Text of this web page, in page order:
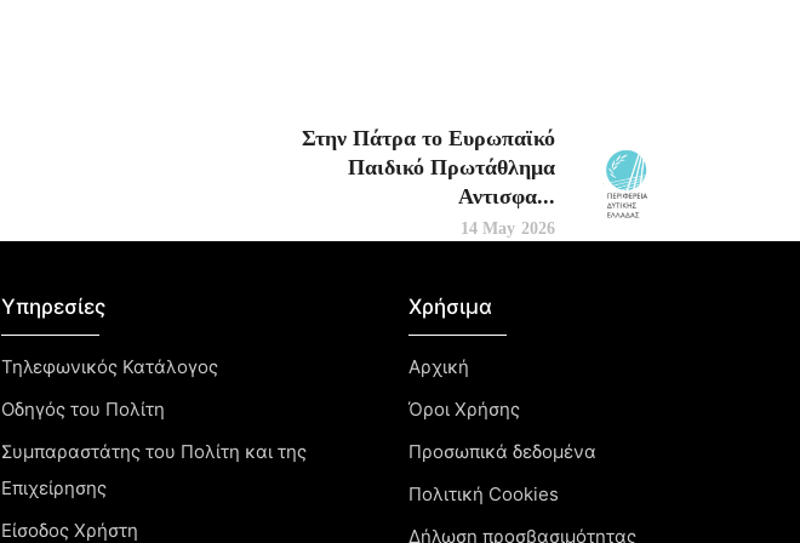
Στην Πάτρα το Ευρωπαϊκό
Παιδικό Πρωτάθλημα
Αντισφα...
14 May 2026
Υπηρεσίες
Τηλεφωνικός Κατάλογος
Οδηγός του Πολίτη
Συμπαραστάτης του Πολίτη και της
Επιχείρησης
Είσοδος Χρήστη
Χρήσιμα
Αρχική
Όροι Χρήσης
Προσωπικά δεδομένα
Πολιτική Cookies
Δήλωση προσβασιμότητας